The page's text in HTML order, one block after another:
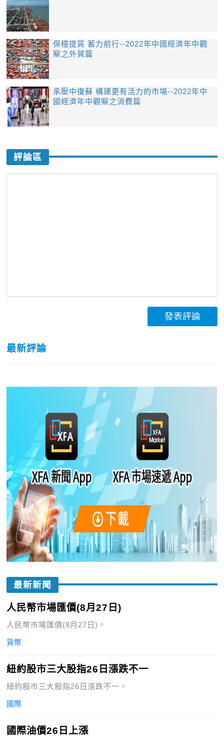
保穩提質 蓄力前行--2022年中國經濟年中觀
察之外貿篇
承壓中復蘇 構建更有活力的市場--2022年中
國經濟年中觀察之消費篇
評論區
發表評論
最新評論
最新新聞
人民幣市場匯價(8月27日)
人民幣市場匯價(8月27日)。
貨幣
紐約股市三大股指26日漲跌不一
紐約股市三大股指26日漲跌不一。
國際
國際油價26日上漲